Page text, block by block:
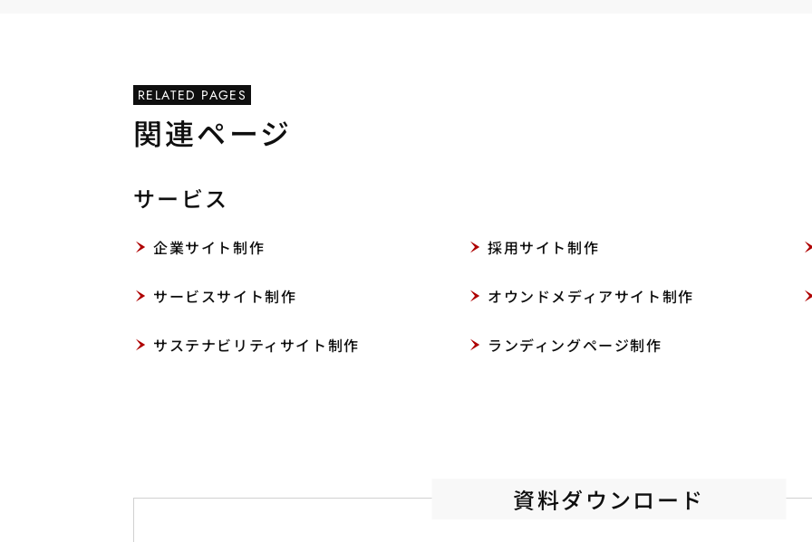
RELATED PAGES
関連ページ
サービス
企業サイト制作 採用サイト制作
サービスサイト制作 オウンドメディアサイト制作
サステナビリティサイト制作 ランディングページ制作
資料ダウンロード